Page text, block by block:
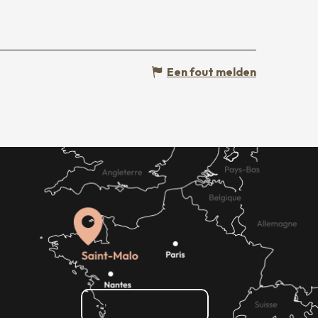
Een fout melden
Hoe kom ik daar?